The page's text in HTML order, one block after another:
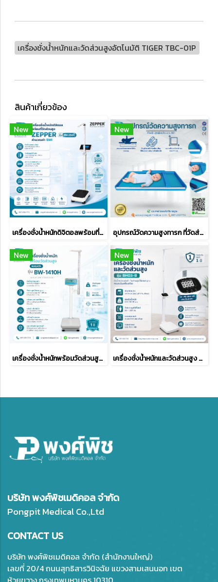
เครื่องชั่งน้ำหนักและวัดส่วนสูงอัตโนมัติ TIGER TBC-01P
สินค้าเกี่ยวข้อง
New
เครื่องชั่งน้ำหนักดิจิตอลพร้อมที่วัดส่วนสูง ZEPPER รุ่น MK250C (คำนวณค่า BMI)
New
อุปกรณ์วัดความสูงทารก ที่วัดส่วนสูงเด็กพร้อมเบาะ สีฟ้า
New
เครื่องชั่งน้ำหนักพร้อมวัดส่วนสูง NAGATA รุ่น BW-1410H
New
เครื่องชั่งน้ำหนักและวัดส่วนสูง รุ่น BH03-B
บริษัท พงศ์พิชเมดิคอล จำกัด
Pongpit Medical Co.,Ltd
CONTACT US
บริษัท พงศ์พิชเมดิคอล จำกัด (สำนักงานใหญ่)
เลขที่ 20/4 ถนนสุทธิสารวินิจฉัย แขวงสามเสนนอก เขต